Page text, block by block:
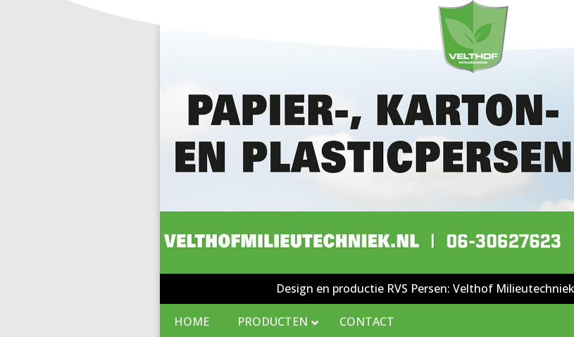
Design en productie RVS Persen: Velthof
HOME PRODUCTEN CONTACT